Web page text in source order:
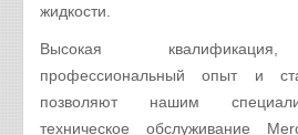
жидкости.
Высокая квалификация,
профессиональный опыт и
позволяют нашим
техническое обслуживание